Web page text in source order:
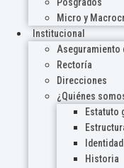
Posgrados
Micro y
Institucional
Aseguramiento
Rectoría
Direcciones
¿Quiénes
Estatuto
Historia